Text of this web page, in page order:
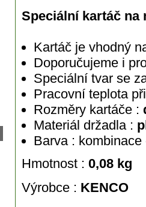
Speciální kartáč na
Kartáč je vhodný
Doporučujeme i
Speciální tvar se
Pracovní teplota
Rozměry kartáče :
Materiál držadla :
Barva : kombinace
Hmotnost : 0,08 kg
Výrobce : KENCO